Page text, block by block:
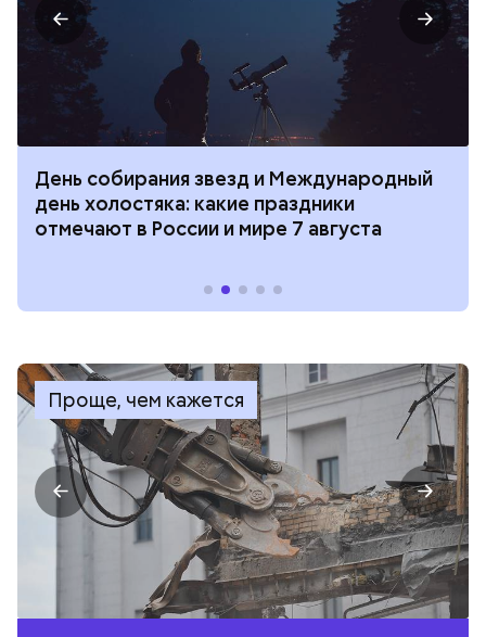
День собирания звезд и Международный
день холостяка: какие праздники
отмечают в России и мире 7 августа
Проще, чем кажется